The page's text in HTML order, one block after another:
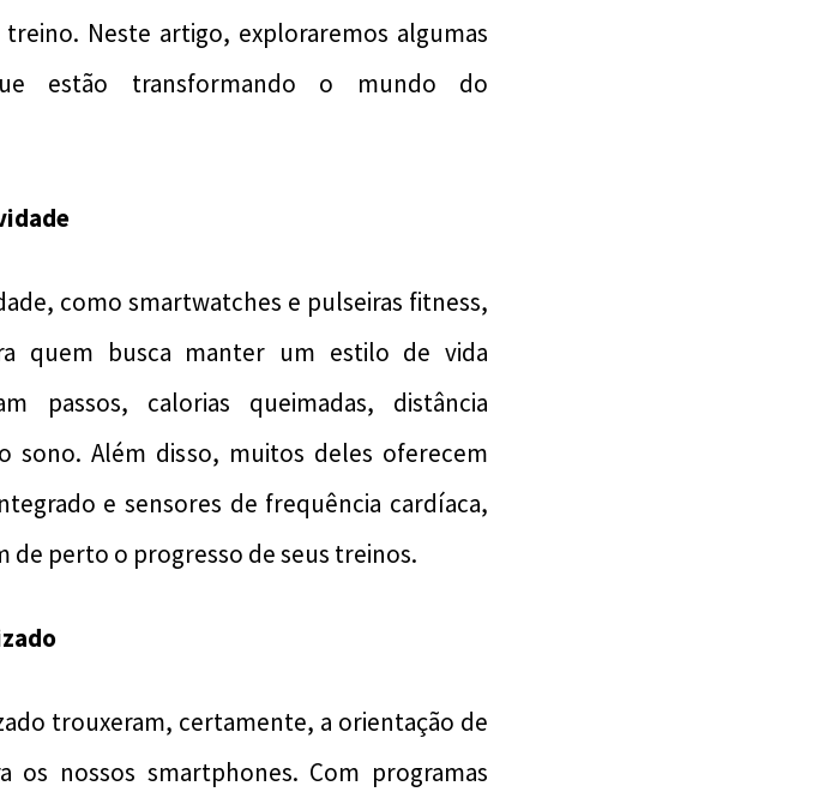
Neste artigo, exploraremos algumas
estão transformando o mundo do
como smartwatches e pulseiras fitness,
quem busca manter um estilo de vida
passos, calorias queimadas, distância
sono. Além disso, muitos deles oferecem
e sensores de frequência cardíaca,
perto o progresso de seus treinos.
trouxeram, certamente, a orientação de
nossos smartphones. Com programas